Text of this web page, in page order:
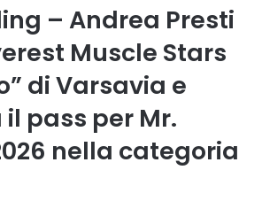
– Andrea Presti
Muscle Stars
di Varsavia e
pass per Mr.
nella categoria